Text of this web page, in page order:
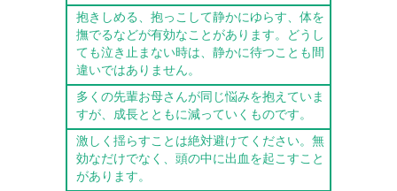
抱きしめる、抱っこして静かにゆらす、体を
撫でるなどが有効なことがあります。どうし
ても泣き止まない時は、静かに待つことも間
違いではありません。
多くの先輩お母さんが同じ悩みを抱えていま
すが、成長とともに減っていくものです。
激しく揺らすことは絶対避けてください。無
効なだけでなく、頭の中に出血を起こすこと
があります。